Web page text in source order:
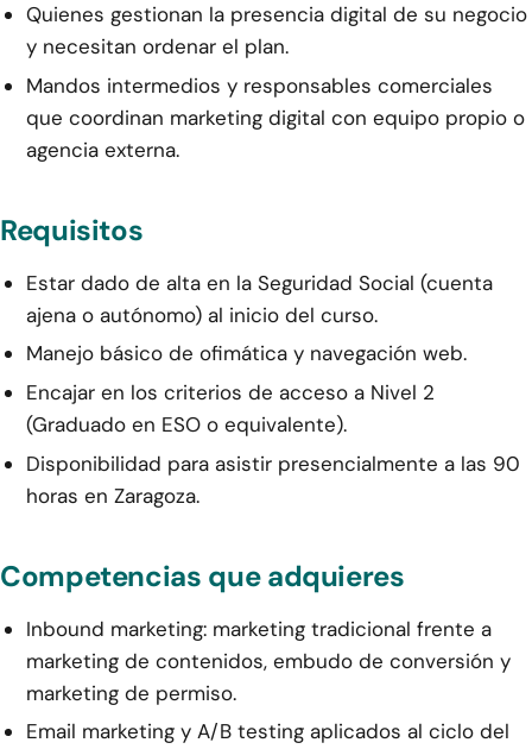
Quienes gestionan la presencia digital de su negocio
y necesitan ordenar el plan.
Mandos intermedios y responsables comerciales
que coordinan marketing digital con equipo propio o
agencia externa.
Requisitos
Estar dado de alta en la Seguridad Social (cuenta
ajena o autónomo) al inicio del curso.
Manejo básico de ofimática y navegación web.
Encajar en los criterios de acceso a Nivel 2
(Graduado en ESO o equivalente).
Disponibilidad para asistir presencialmente a las 90
horas en Zaragoza.
Competencias que adquieres
Inbound marketing: marketing tradicional frente a
marketing de contenidos, embudo de conversión y
marketing de permiso.
Email marketing y A/B testing aplicados al ciclo del